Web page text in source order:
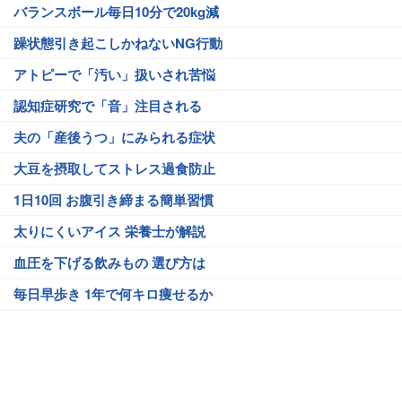
バランスボール毎日10分で20kg減
躁状態引き起こしかねないNG行動
アトピーで「汚い」扱いされ苦悩
認知症研究で「音」注目される
夫の「産後うつ」にみられる症状
大豆を摂取してストレス過食防止
1日10回 お腹引き締まる簡単習慣
太りにくいアイス 栄養士が解説
血圧を下げる飲みもの 選び方は
毎日早歩き 1年で何キロ痩せるか